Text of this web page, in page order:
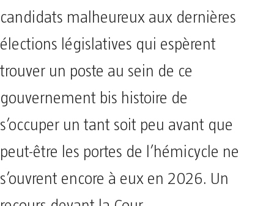
candidats malheureux aux dernières
élections législatives qui espèrent
trouver un poste au sein de ce
gouvernement bis histoire de
s’occuper un tant soit peu avant que
peut-être les portes de l’hémicycle ne
s’ouvrent encore à eux en 2026. Un